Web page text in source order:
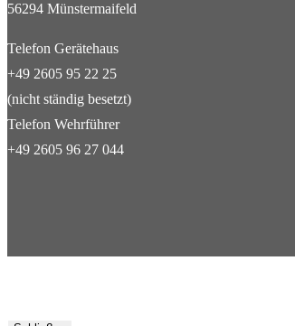
56294 Münstermaifeld
Telefon Gerätehaus
+49 2605 95 22 25
(nicht ständig besetzt)
Telefon Wehrführer
+49 2605 96 27 044